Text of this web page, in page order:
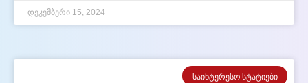
პროგრამები საუბარზე ორიენტირებული.
დეკემბერი 15, 2024
ᲡᲐᲘᲜᲢᲔᲠᲔᲡᲝ ᲡᲢᲐᲢᲘᲔᲑᲘ